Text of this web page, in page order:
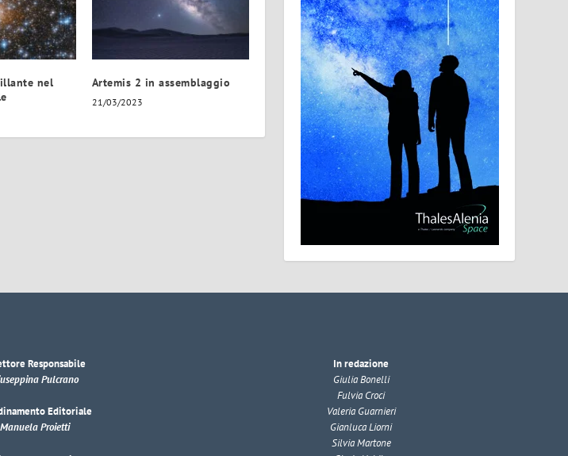
nel
Artemis 2 in assemblaggio
21/03/2023
Responsabile
Pulcrano
Editoriale
Manuela Proietti
In redazione
Giulia Bonelli
Fulvia Croci
Valeria Guarnieri
Gianluca Liorni
Silvia Martone